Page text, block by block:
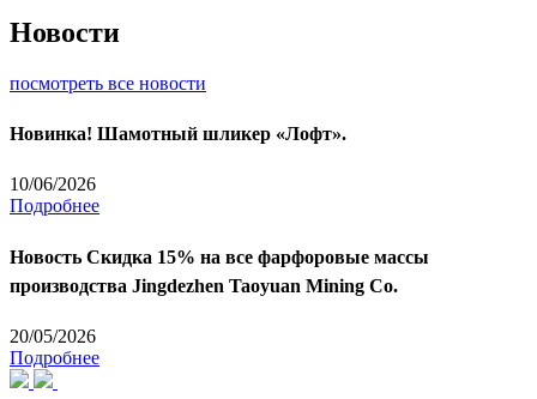
Новости
посмотреть все новости
Новинка! Шамотный шликер «Лофт».
10/06/2026
Подробнее
Новость Скидка 15% на все фарфоровые массы
производства Jingdezhen Taoyuan Mining Co.
20/05/2026
Подробнее